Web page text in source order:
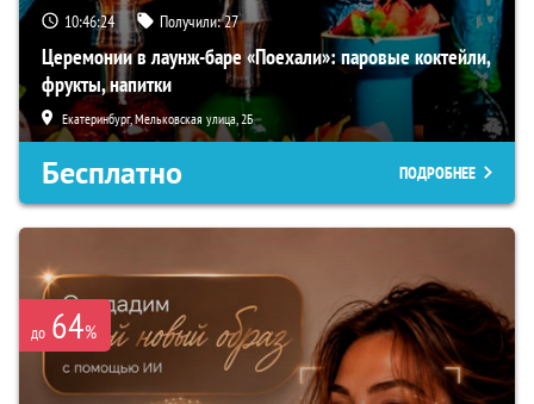
10:46:23 Получили:27
Церемонии в лаунж-баре «Поехали»: паровые коктейли,
фрукты, напитки
Екатеринбург, Мельковская улица, 2Б
Бесплатно ПОДРОБНЕЕ
до 64%